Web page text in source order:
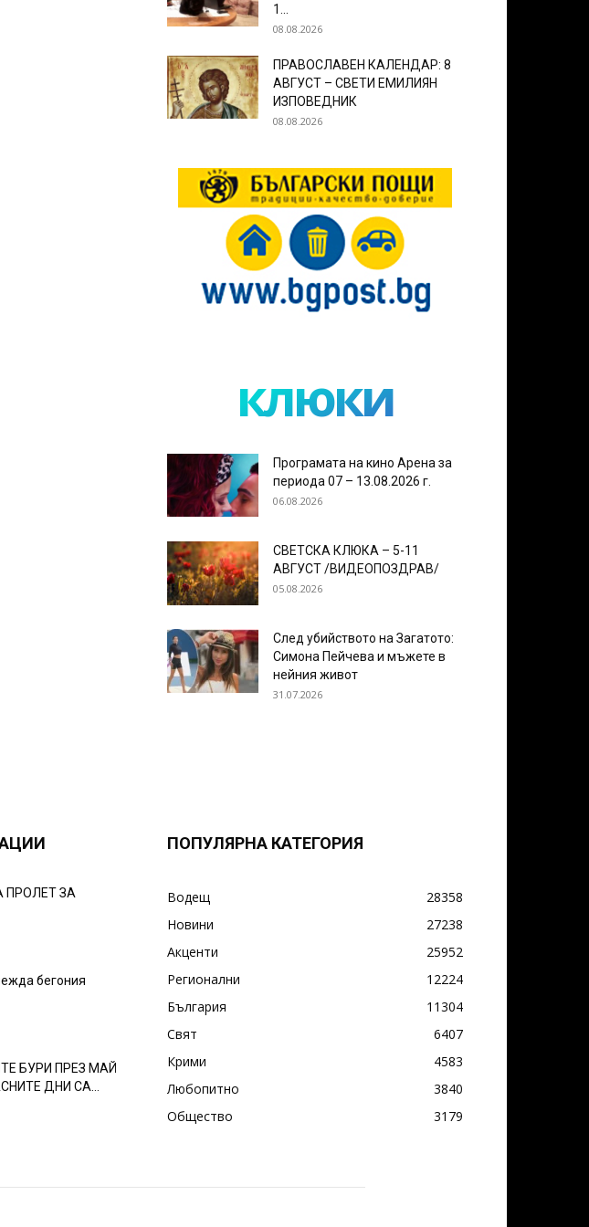
1...
08.08.2026
ПРАВОСЛАВЕН КАЛЕНДАР: 8
АВГУСТ – СВЕТИ ЕМИЛИЯН
ИЗПОВЕДНИК
08.08.2026
клюки
Програмата на кино Арена за
периода 07 – 13.08.2026 г.
06.08.2026
СВЕТСКА КЛЮКА – 5-11
АВГУСТ /ВИДЕОПОЗДРАВ/
05.08.2026
След убийството на Загатото:
Симона Пейчева и мъжете в
нейния живот
31.07.2026
ПРОЛЕТ ЗА
бегония
БУРИ ПРЕЗ МАЙ
ДНИ СА…
ПОПУЛЯРНА КАТЕГОРИЯ
Водещ
28358
Новини
27238
Акценти
25952
Регионални
12224
България
11304
Свят
6407
Крими
4583
Любопитно
3840
Общество
3179